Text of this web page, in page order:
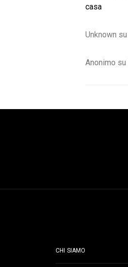
casa
Unknown su
Anonimo su
CHI SIAMO